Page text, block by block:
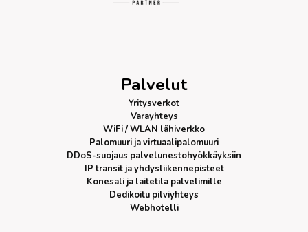
Palvelut
Yritysverkot
Varayhteys
WiFi / WLAN lähiverkko
Palomuuri ja virtuaalipalomuuri
DDoS-suojaus palvelunestohyökkäyksiin
IP transitja yhdysliikennepisteet
Konesali ja laitetila palvelimille
Dedikoitu pilviyhteys
Webhotelli